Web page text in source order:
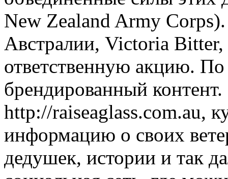
New Zealand Army
Австралии, Victoria Bitter,
ответственную акцию.
брендированный
http://raiseaglass.com.au,
информацию о своих
дедушек, истории и так